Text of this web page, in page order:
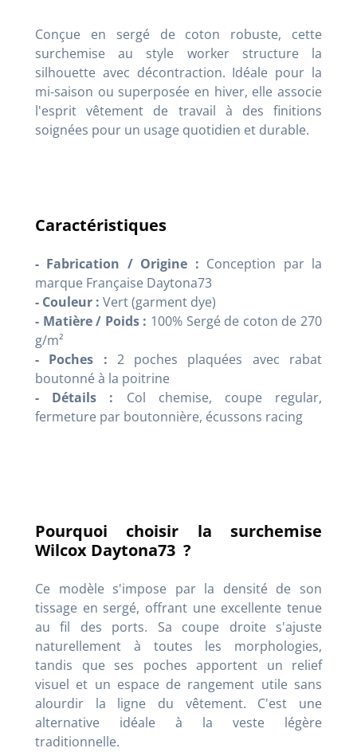
Conçue en sergé de coton robuste, cette
surchemise au style worker structure la
silhouette avec décontraction. Idéale pour la
mi-saison ou superposée en hiver, elle associe
l'esprit vêtement de travail à des finitions
soignées pour un usage quotidien et durable.
Caractéristiques
- Fabrication / Origine : Conception par la
marque Française Daytona73
- Couleur : Vert (garment dye)
- Matière / Poids : 100% Sergé de coton de 270
g/m²
- Poches : 2 poches plaquées avec rabat
boutonné à la poitrine
- Détails : Col chemise, coupe regular,
fermeture par boutonnière, écussons racing
Pourquoi choisir la surchemise
Wilcox Daytona73 ?
Ce modèle s'impose par la densité de son
tissage en sergé, offrant une excellente tenue
au fil des ports. Sa coupe droite s'ajuste
naturellement à toutes les morphologies,
tandis que ses poches apportent un relief
visuel et un espace de rangement utile sans
alourdir la ligne du vêtement. C'est une
alternative idéale à la veste légère
traditionnelle.